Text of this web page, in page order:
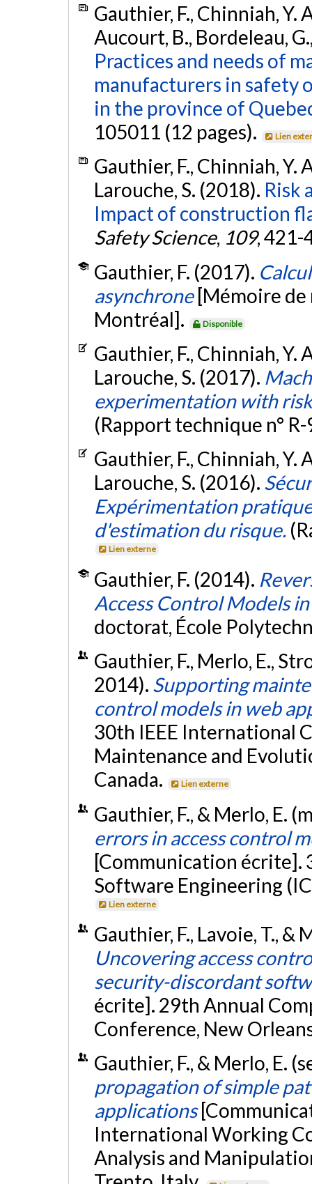
Gauthier, F., Chinniah, Y.
Aucourt, B., Bordeleau,
Practices and needs of
manufacturers in safety
in the province of
105011 (12 pages).
Lien
Gauthier, F., Chinniah, Y.
Larouche, S. (2018). Risk
Impact of construction
Safety Science, 109, 421-
Gauthier, F. (2017).
asynchrone [Mémoire de
Montréal].
Disponible
Gauthier, F., Chinniah, Y.
Larouche, S. (2017).
experimentation with
(Rapport technique n°
Gauthier, F., Chinniah, Y.
Larouche, S. (2016).
Expérimentation
d'estimation du risque.
Lien externe
Gauthier, F. (2014).
Access Control Models
doctorat, École
Gauthier, F., Merlo, E.,
2014). Supporting
control models in web
30th IEEE International
Maintenance and
Canada.
Lien externe
Gauthier, F., & Merlo, E.
errors in access control
[Communication
Software Engineering
Lien externe
Gauthier, F., Lavoie, T., &
Uncovering access
security-discordant
écrite]. 29th Annual
Conference, New
Gauthier, F., & Merlo, E.
propagation of simple
applications
International Working
Analysis and